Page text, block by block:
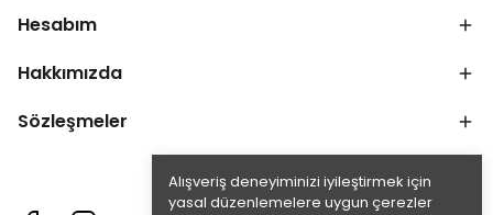
Alışveriş deneyiminizi iyileştirmek için
yasal düzenlemelere uygun çerezler
Hesabım
Hakkımızda
Sözleşmeler